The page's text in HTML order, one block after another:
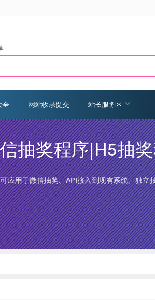
全 网站收录提交 站长服务区
抽奖程序|H5抽
应用于微信抽奖、API接入到现有系统、独立